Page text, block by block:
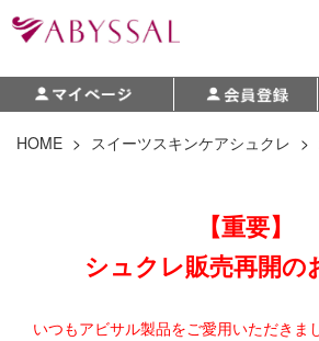
HOME > スイーツスキンケアシュクレ >
【重要】
シュクレ販売再開の
いつもアビサル製品をご愛用いただきま